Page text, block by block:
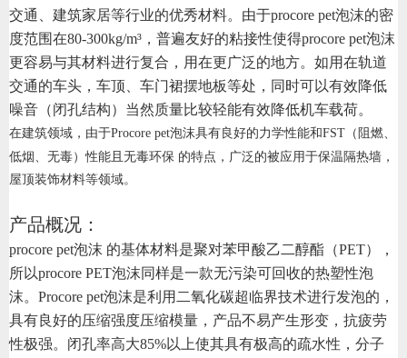
交通、建筑家居等行业的优秀材料。由于procore pet泡沫的密
度范围在80-300kg/m³，普遍友好的粘接性使得procore pet泡沫
更容易与其材料进行复合，用在更广泛的地方。如用在轨道
交通的车头，车顶、车门裙摆地板等处，同时可以有效降低
噪音（闭孔结构）当然质量比较轻能有效降低机车载荷。
在建筑领域，由于Procore pet泡沫具有良好的力学性能和FST（阻燃、
低烟、无毒）性能且无毒环保 的特点，广泛的被应用于保温隔热墙，
屋顶装饰材料等领域。
产品概况：
procore pet泡沫 的基体材料是聚对苯甲酸乙二醇酯（PET），
所以procore PET泡沫同样是一款无污染可回收的热塑性泡
沫。Procore pet泡沫是利用二氧化碳超临界技术进行发泡的，
具有良好的压缩强度压缩模量，产品不易产生形变，抗疲劳
性极强。闭孔率高大85%以上使其具有极高的疏水性，分子